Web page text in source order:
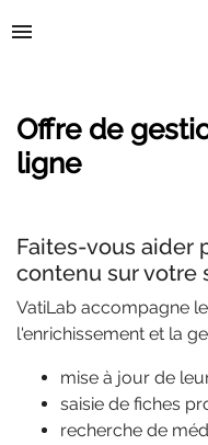
menu
Offre de
ligne
Faites-vous aider
contenu sur votre
VatiLab accompagne
l'enrichissement et la
mise à jour de
saisie de fiches
recherche de